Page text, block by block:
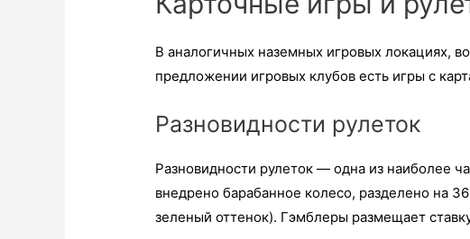
В аналогичных наземных игровых локациях,
предложении игровых клубов есть игры с
Разновидности рулеток
Разновидности рулеток — одна из наиболее
внедрено барабанное колесо, разделено на
зеленый оттенок). Гэмблеры размещает